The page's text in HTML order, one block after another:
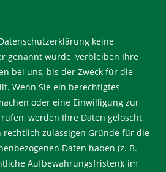
keine
genannt wurde, verbleiben Ihre
bei uns, bis der Zweck für die
Wenn Sie ein berechtigtes
oder eine Einwilligung zur
werden Ihre Daten gelöscht,
zulässigen Gründe für die
Daten haben (z. B.
Aufbewahrungsfristen); im